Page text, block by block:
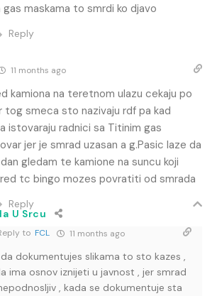
maskama to smrdi ko djavo
Reply
11 months ago
kamiona na teretnom ulazu cekaju po
tog smeca sto nazivaju rdf pa kad
istovaraju radnici sa Titinim gas
jer je smrad uzasan a g.Pasic laze da
gledam te kamione na suncu koji
tc bingo mozes povratiti od smrada
Reply
U Srcu
to FCL 11 months ago
dokumentujes slikama to sto kazes ,
ima osnov iznijeti u javnost , jer smrad
, kada se dokumentuje sta